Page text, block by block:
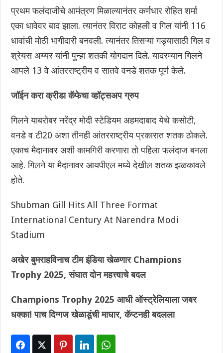
प्रथम फलंदाजीचे आमंत्रण मिळाल्यानंतर कर्णधार रोहित शर्मा
एका धावेवर बाद झाला. त्यानंतर विराट कोहली व गिल यांनी 116
धावांची मोठी भागीदारी बनवली. त्यानंतर तिसऱ्या गड्यासाठी गिल व
श्रेयस अय्यर यांनी पुन्हा शतकी योगदान दिले. यादरम्यान गिलने
आपले 13 वे आंतरराष्ट्रीय व सातवे वनडे शतक पूर्ण केले.
जॉईन करा क्रीडा कॅफेचा व्हॉट्सअप ग्रुप
गिलने याबरोबर नरेंद्र मोदी स्टेडियम अहमदाबाद येथे कसोटी,
वनडे व टी20 अशा तीनही आंतरराष्ट्रीय प्रकारात शतक ठोकले.
एकाच मैदानावर अशी कामगिरी करणारा तो पहिला फलंदाज बनला
आहे. गिलने या मैदानावर आयपीएल मध्ये देखील शतक झळकावले
होते.
Shubman Gill Hits All Three Format
International Century At Narendra Modi
Stadium
अखेर बुमराहविनाच टीम इंडिया खेळणार Champions
Trophy 2025, संघात दोन महत्त्वाचे बदल
Champions Trophy 2025 आधी ऑस्ट्रेलियाला जबर
धक्का! पाच दिग्गज खेळाडूंची माघार, कॅप्टनही बदलला